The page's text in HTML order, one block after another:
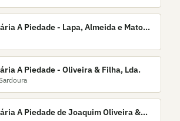
A Piedade - Lapa, Almeida e Matos,
A Piedade - Oliveira & Filha, Lda.
A Piedade de Joaquim Oliveira &